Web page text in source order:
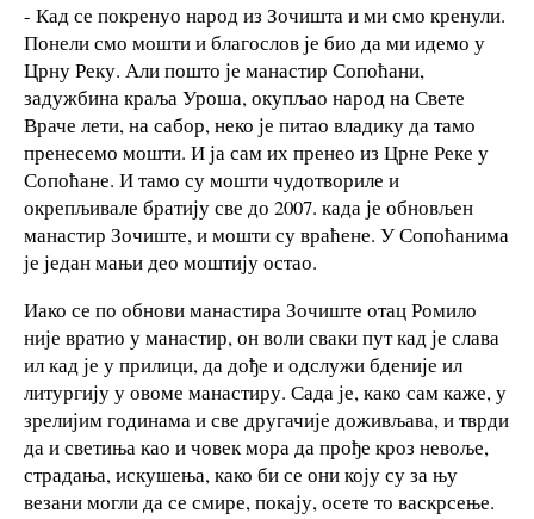
- Кад се покренуо народ из Зочишта и ми смо кренули.
Понели смо мошти и благослов је био да ми идемо у
Црну Реку. Али пошто је манастир Сопоћани,
задужбина краља Уроша, окупљао народ на Свете
Враче лети, на сабор, неко је питао владику да тамо
пренесемо мошти. И ја сам их пренео из Црне Реке у
Сопоћане. И тамо су мошти чудотвориле и
окрепљивале братију све до 2007. када је обновљен
манастир Зочиште, и мошти су враћене. У Сопоћанима
је један мањи део моштију остао.
Иако се по обнови манастира Зочиште отац Ромило
није вратио у манастир, он воли сваки пут кад је слава
ил кад је у прилици, да дође и одслужи бденије ил
литургију у овоме манастиру. Сада је, како сам каже, у
зрелијим годинама и све другачије доживљава, и тврди
да и светиња као и човек мора да прође кроз невоље,
страдања, искушења, како би се они коју су за њу
везани могли да се смире, покају, осете то васкрсење.